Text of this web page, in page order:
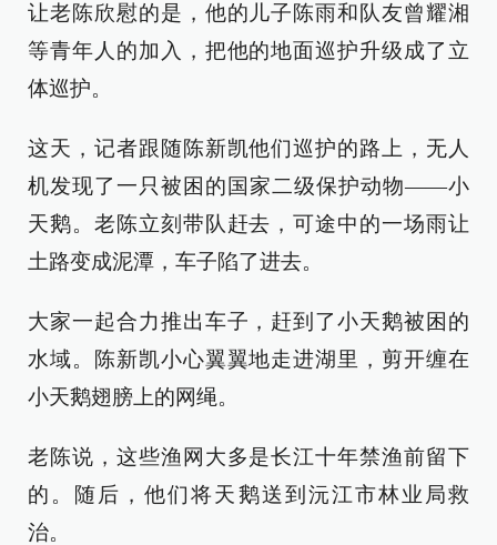
让老陈欣慰的是，他的儿子陈雨和队友曾耀湘
等青年人的加入，把他的地面巡护升级成了立
体巡护。
这天，记者跟随陈新凯他们巡护的路上，无人
机发现了一只被困的国家二级保护动物——小
天鹅。老陈立刻带队赶去，可途中的一场雨让
土路变成泥潭，车子陷了进去。
大家一起合力推出车子，赶到了小天鹅被困的
水域。陈新凯小心翼翼地走进湖里，剪开缠在
小天鹅翅膀上的网绳。
老陈说，这些渔网大多是长江十年禁渔前留下
的。随后，他们将天鹅送到沅江市林业局救
治。